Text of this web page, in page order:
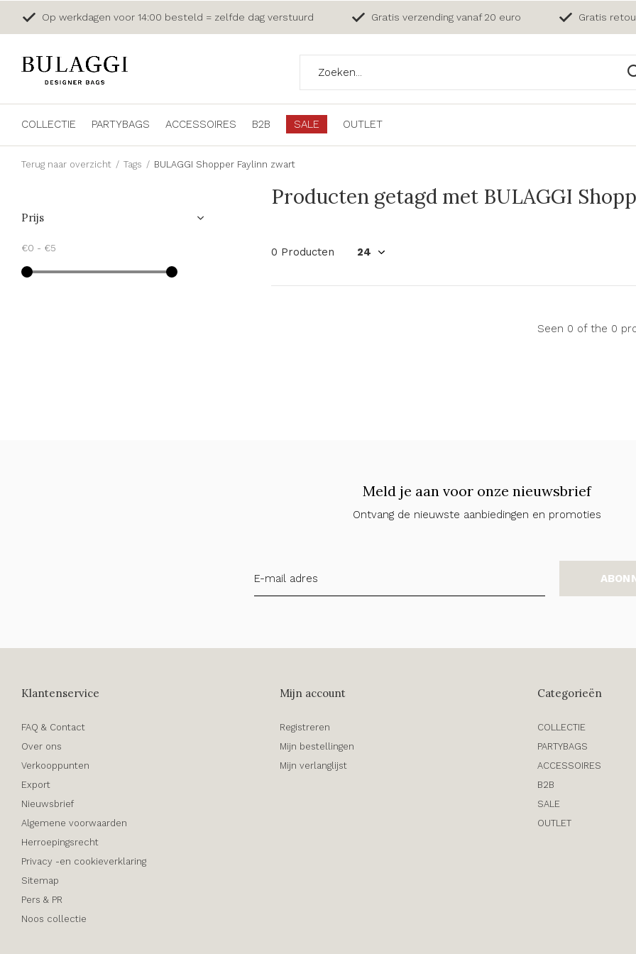
COLLECTIE PARTYBAGS ACCESSOIRES B2B SALE OUTLET
Op werkdagen voor 14:00 besteld = zelfde dag verstuurd Gratis verzending vanaf 20 euro Gratis
Terug naar overzicht Tags BULAGGI Shopper Faylinn zwart
Producten getagd met BULAGGI
0 Producten
Seen 0 of the 0
Prijs
€0 - €5
Meld je aan voor onze nieuwsbrief
Ontvang de nieuwste aanbiedingen en promoties
Klantenservice
FAQ & Contact
Over ons
Verkooppunten
Export
Nieuwsbrief
Algemene voorwaarden
Herroepingsrecht
Privacy -en cookieverklaring
Sitemap
Pers & PR
Noos collectie
Mijn account
Registreren
Mijn bestellingen
Mijn verlanglijst
Categorieën
COLLECTIE
PARTYBAGS
ACCESSOIRES
B2B
SALE
OUTLET